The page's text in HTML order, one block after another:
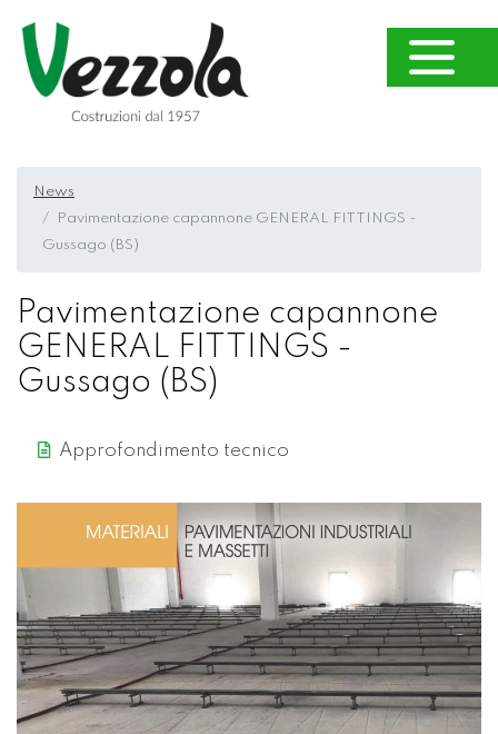
News
Pavimentazione capannone GENERAL FITTINGS -
Gussago (BS)
Pavimentazione capannone
GENERAL FITTINGS -
Gussago (BS)
Approfondimento tecnico